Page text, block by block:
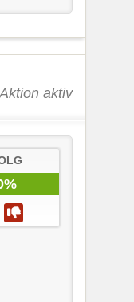
Aktion aktiv